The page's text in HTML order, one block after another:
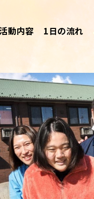
動内容 1日の流れ